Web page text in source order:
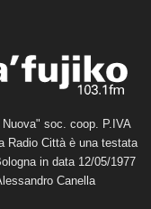
soc. coop. P.IVA
Radio Città è una testata
in data 12/05/1977
Canella